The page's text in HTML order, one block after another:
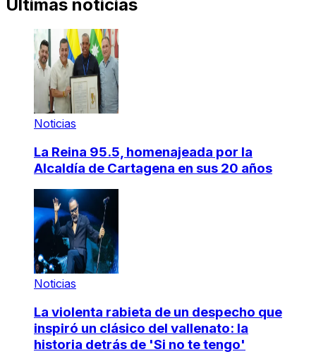
Últimas noticias
Noticias
La Reina 95.5, homenajeada por la
Alcaldía de Cartagena en sus 20 años
Noticias
La violenta rabieta de un despecho que
inspiró un clásico del vallenato: la
historia detrás de 'Si no te tengo'